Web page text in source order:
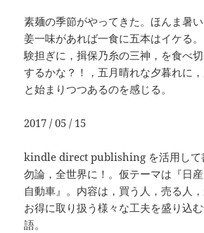
素麺の季節がやってきた。ほんま暑
姜一味があれば一食に五本はイケる
験担ぎに，揖保乃糸の三神，を食べ
するかな？！，五月晴れな夕暮れに
と始まりつつあるのを感じる。
2017 / 05 / 15
kindle direct publishing を活用して
勿論，全世界に！。仮テーマは『日
自動車』。内容は，買う人，売る人
お得に取り扱う様々な工夫を盛り込
語。